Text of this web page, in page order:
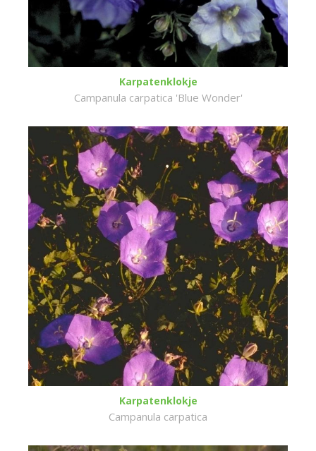
Karpatenklokje
Campanula carpatica 'Blue Wonder'
Karpatenklokje
Campanula carpatica